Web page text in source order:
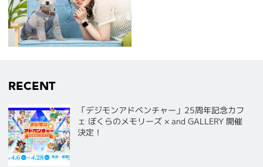
RECENT
「デジモンアドベンチャー」25周年記念カフ
ェ ぼくらのメモリーズ × and GALLERY 開催
決定！